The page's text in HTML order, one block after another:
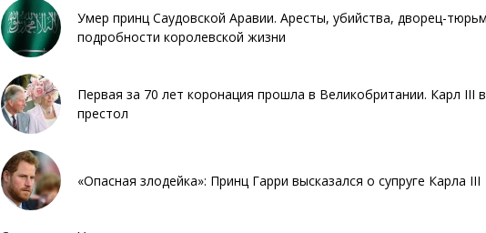
Умер принц Саудовской Аравии. Аресты, убийства, дворец-
подробности королевской жизни
Первая за 70 лет коронация прошла в Великобритании. Карл III
престол
«Опасная злодейка»: Принц Гарри высказался о супруге Карла III